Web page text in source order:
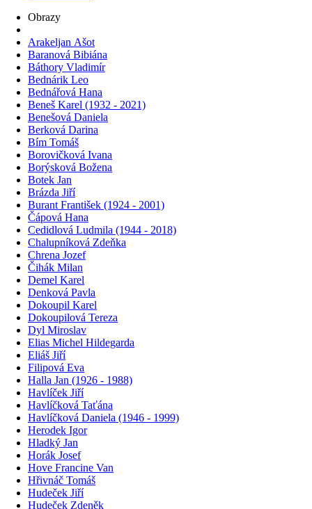
Obrazy
Arakeljan Ašot
Baranová Bibiána
Báthory Vladimír
Bednárik Leo
Bednářová Hana
Beneš Karel (1932 - 2021)
Benešová Daniela
Berková Darina
Bím Tomáš
Borovičková Ivana
Borýsková Božena
Botek Jan
Brázda Jiří
Burant František (1924 - 2001)
Čápová Hana
Cedidlová Ludmila (1944 - 2018)
Chalupníková Zdeňka
Chrena Jozef
Čihák Milan
Demel Karel
Denková Pavla
Dokoupil Karel
Dokoupilová Tereza
Dyl Miroslav
Elias Michel Hildegarda
Eliáš Jiří
Filipová Eva
Halla Jan (1926 - 1988)
Havlíček Jiří
Havlíčková Taťána
Havlíčková Daniela (1946 - 1999)
Herodek Igor
Hladký Jan
Horák Josef
Hove Francine Van
Hřivnáč Tomáš
Hudeček Jiří
Hudeček Zdeněk